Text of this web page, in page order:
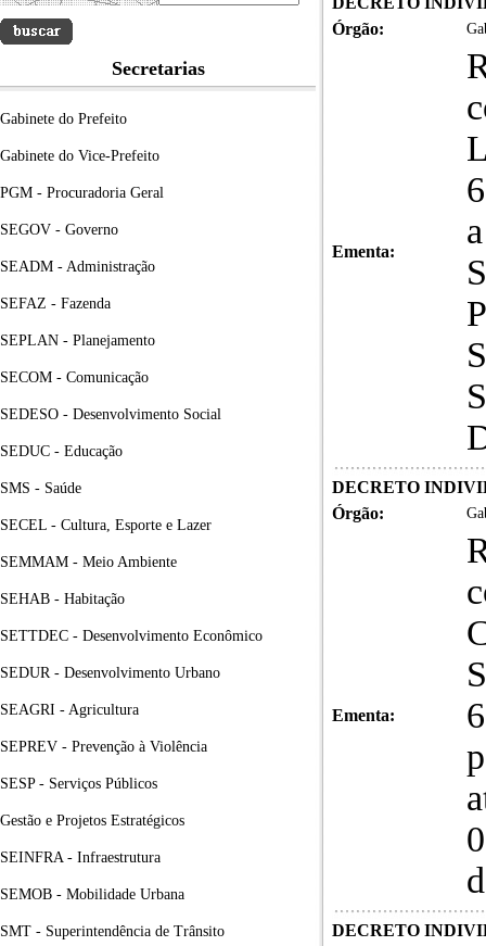
Secretarias
Gabinete do Prefeito
Gabinete do Vice-Prefeito
PGM - Procuradoria Geral
SEGOV - Governo
SEADM - Administração
SEFAZ - Fazenda
SEPLAN - Planejamento
SECOM - Comunicação
SEDESO - Desenvolvimento Social
SEDUC - Educação
SMS - Saúde
SECEL - Cultura, Esporte e Lazer
SEMMAM - Meio Ambiente
SEHAB - Habitação
SETTDEC - Desenvolvimento Econômico
SEDUR - Desenvolvimento Urbano
SEAGRI - Agricultura
SEPREV - Prevenção à Violência
SESP - Serviços Públicos
Gestão e Projetos Estratégicos
SEINFRA - Infraestrutura
SEMOB - Mobilidade Urbana
SMT - Superintendência de Trânsito
Órgão:
Ementa:
DECRETO
Órgão:
Ementa:
DECRETO